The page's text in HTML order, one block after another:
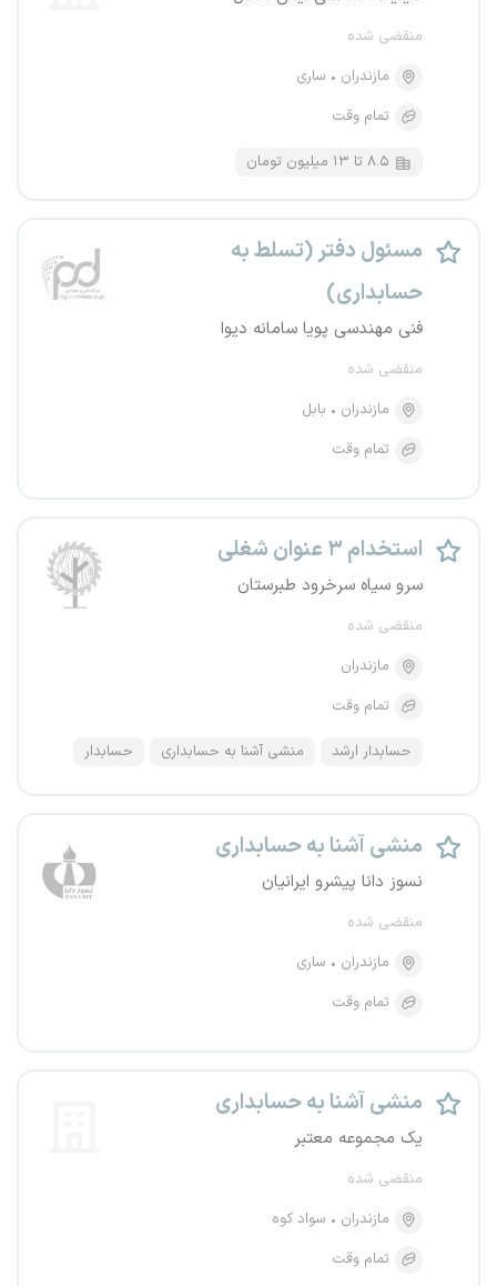
منقضی شده
مازندران
ساری
تمام وقت
۸.۵ تا ۱۳ میلیون تومان
مسئول دفتر (تسلط به
حسابداری)
فنی مهندسی پویا سامانه دیوا
منقضی شده
مازندران
بابل
تمام وقت
استخدام ۳ عنوان شغلی
سرو سیاه سرخرود طبرستان
منقضی شده
مازندران
تمام وقت
حسابدار ارشد منشی آشنا به حسابداری حسابدار
منشی آشنا به حسابداری
نسوز دانا پیشرو ایرانیان
منقضی شده
مازندران
ساری
تمام وقت
منشی آشنا به حسابداری
یک مجموعه معتبر
منقضی شده
مازندران
سواد کوه
تمام وقت